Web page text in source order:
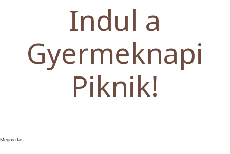
Indul a
Gyermeknapi
Piknik!
Megosztás